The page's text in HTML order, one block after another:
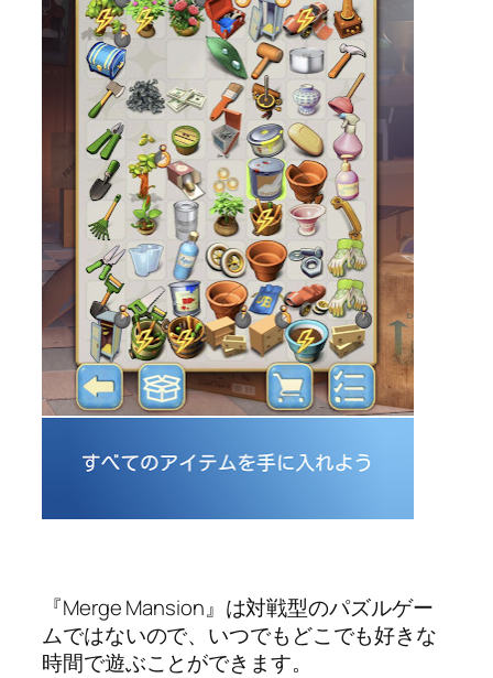
『Merge Mansion』は対戦型のパズルゲー
ムではないので、いつでもどこでも好きな
時間で遊ぶことができます。